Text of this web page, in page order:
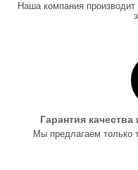
Наша компания
Гарантия
Мы предлагаем только